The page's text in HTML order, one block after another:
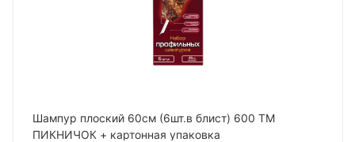
Шампур плоский 60см (6шт.в блист) 600 ТМ
ПИКНИЧОК + картонная упаковка